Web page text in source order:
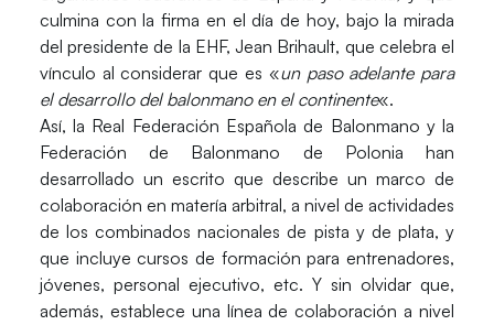
culmina con la firma en el día de hoy, bajo la mirada
del presidente de la EHF,Jean Brihault, que celebra el
vínculo al considerar que es «un paso adelante para
el desarrollo del balonmano en el continente«.
Así, la Real Federación Española de Balonmano y la
Federación de Balonmano de Polonia han
desarrollado un escrito que describe un marco de
colaboración en matería arbitral, a nivel de actividades
de los combinados nacionales de pista y de plata, y
que incluye cursos de formación para entrenadores,
jóvenes, personal ejecutivo, etc. Y sin olvidar que,
además, establece una línea de colaboración a nivel